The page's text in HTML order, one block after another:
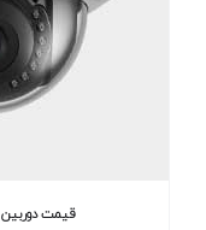
قیمت دوربین 2 مگاپیکسلی هایلوک مدل IPC‐D120